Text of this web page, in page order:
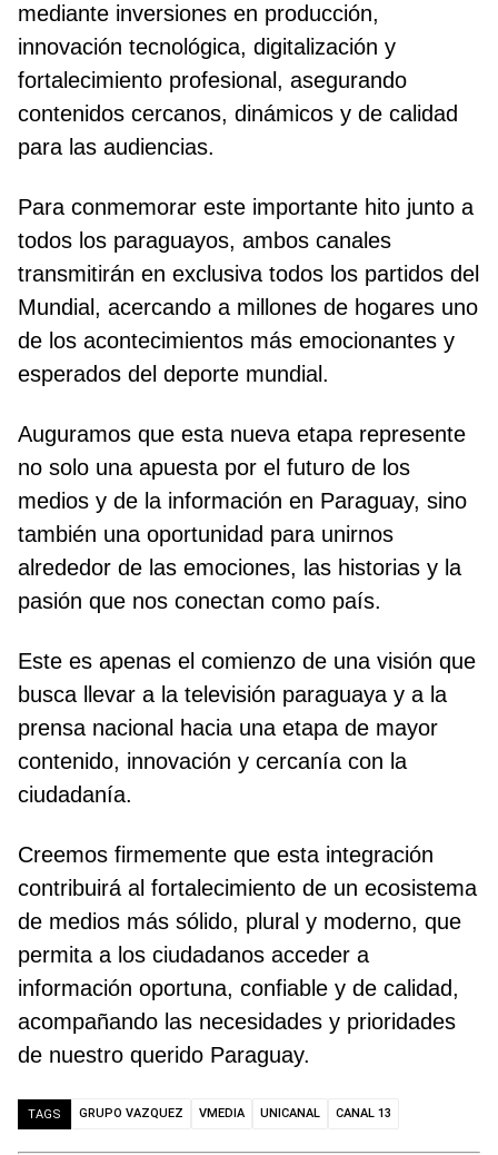
mediante inversiones en producción,
innovación tecnológica, digitalización y
fortalecimiento profesional, asegurando
contenidos cercanos, dinámicos y de calidad
para las audiencias.
Para conmemorar este importante hito junto a
todos los paraguayos, ambos canales
transmitirán en exclusiva todos los partidos del
Mundial, acercando a millones de hogares uno
de los acontecimientos más emocionantes y
esperados del deporte mundial.
Auguramos que esta nueva etapa represente
no solo una apuesta por el futuro de los
medios y de la información en Paraguay, sino
también una oportunidad para unirnos
alrededor de las emociones, las historias y la
pasión que nos conectan como país.
Este es apenas el comienzo de una visión que
busca llevar a la televisión paraguaya y a la
prensa nacional hacia una etapa de mayor
contenido, innovación y cercanía con la
ciudadanía.
Creemos firmemente que esta integración
contribuirá al fortalecimiento de un ecosistema
de medios más sólido, plural y moderno, que
permita a los ciudadanos acceder a
información oportuna, confiable y de calidad,
acompañando las necesidades y prioridades
de nuestro querido Paraguay.
TAGS GRUPO VAZQUEZ VMEDIA UNICANAL CANAL 13